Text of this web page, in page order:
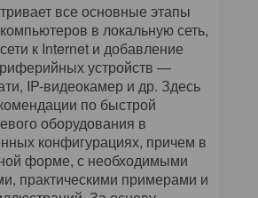
все основные этапы
в локальную сеть,
к Internet и добавление
устройств —
IP-видеокамер и др. Здесь
по быстрой
оборудования в
конфигурациях, причем в
форме, с необходимыми
практическими примерами и